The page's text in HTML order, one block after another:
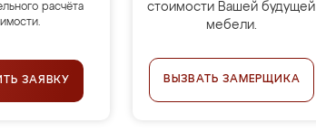
расчёта
ЗАЯВКУ
стоимости Вашей будущей
мебели.
ВЫЗВАТЬ ЗАМЕРЩИКА